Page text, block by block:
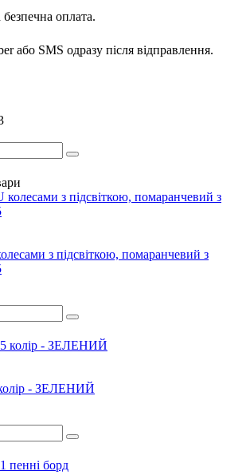
оплата.
або SMS одразу після відправлення.
з підсвіткою, помаранчевий з
- ЗЕЛЕНИЙ